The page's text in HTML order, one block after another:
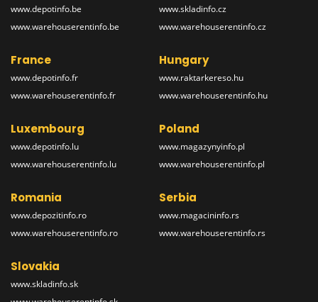
www.depotinfo.be
www.warehouserentinfo.be
www.skladinfo.cz
www.warehouserentinfo.cz
France
www.depotinfo.fr
www.warehouserentinfo.fr
Hungary
www.raktarkereso.hu
www.warehouserentinfo.hu
Luxembourg
www.depotinfo.lu
www.warehouserentinfo.lu
Poland
www.magazynyinfo.pl
www.warehouserentinfo.pl
Romania
www.depozitinfo.ro
www.warehouserentinfo.ro
Serbia
www.magacininfo.rs
www.warehouserentinfo.rs
Slovakia
www.skladinfo.sk